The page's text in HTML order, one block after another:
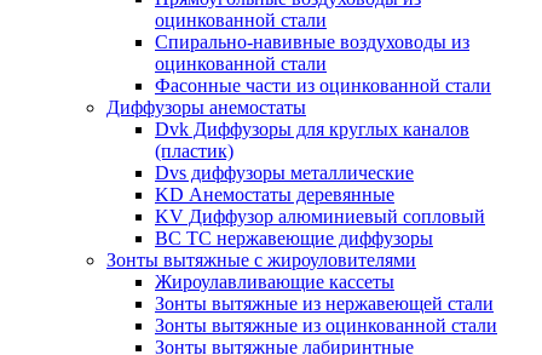
оцинкованной стали
Спирально-навивные воздуховоды из
оцинкованной стали
Фасонные части из оцинкованной стали
Диффузоры анемостаты
Dvk Диффузоры для круглых каналов
(пластик)
Dvs диффузоры металлические
KD Анемостаты деревянные
KV Диффузор алюминиевый сопловый
ВС ТС нержавеющие диффузоры
Зонты вытяжные с жироуловителями
Жироулавливающие кассеты
Зонты вытяжные из нержавеющей стали
Зонты вытяжные из оцинкованной стали
Зонты вытяжные лабиринтные